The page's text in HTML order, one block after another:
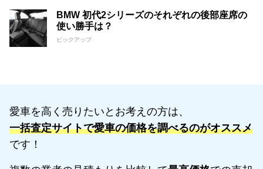
BMW 初代2シリーズのそれぞれの後部座席の
使い勝手は？
ピックアップ
愛車を高く売りたいとお考えの方は、
一括査定サイトで愛車の価格を調べるのがオススメ
です！